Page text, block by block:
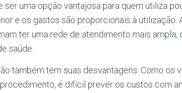
uma opção vantajosa para quem utiliza
e os gastos são proporcionais à utilização.
ter uma rede de atendimento mais ampla,
saúde.
também tem suas desvantagens. Como os
é difícil prever os custos com